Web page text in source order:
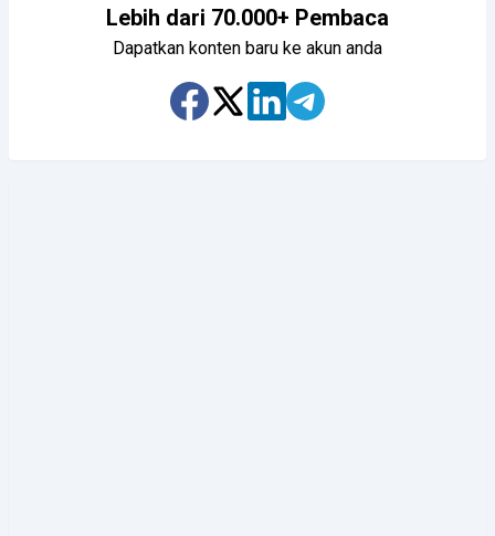
Lebih dari 70.000+ Pembaca
Dapatkan konten baru ke akun anda